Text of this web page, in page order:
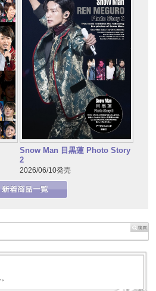
Snow Man 目黒蓮 Photo Story
2
2026/06/10発売